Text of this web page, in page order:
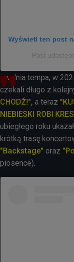
Wyświetl ten post
Post
zwalnia tempa, w
czekali długo z
CHODŹ!", a teraz
NIEBIESKI ROBI
ubiegłego roku
krótką trasę
"Backstage" oraz
piosence).